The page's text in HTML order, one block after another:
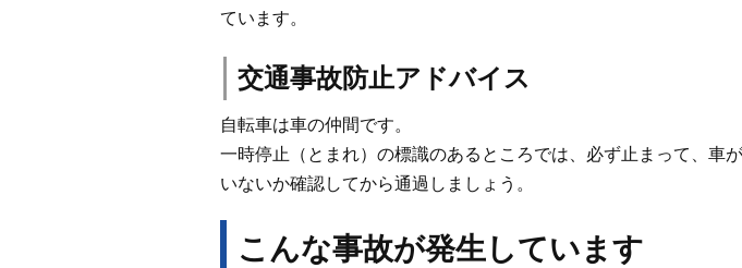
ています。
交通事故防止アドバイス
自転車は車の仲間です。
一時停止（とまれ）の標識のあるところでは、必ず止まって、車
いないか確認してから通過しましょう。
こんな事故が発生しています